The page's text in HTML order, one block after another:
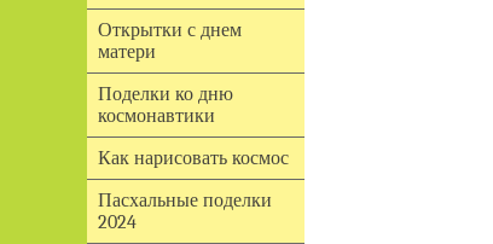
Открытки с днем
матери
Поделки ко дню
космонавтики
Как нарисовать космос
Пасхальные поделки
2024